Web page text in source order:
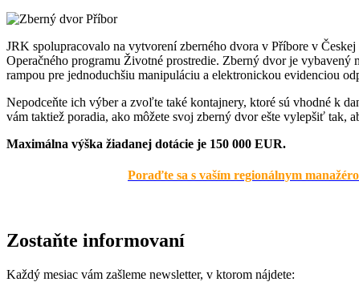
JRK spolupracovalo na vytvorení zberného dvora v Příbore v
Operačného programu Životné prostredie. Zberný dvor je vybavený
rampou pre jednoduchšiu manipuláciu a elektronickou evidenciou
Nepodceňte ich výber a zvoľte také kontajnery, ktoré sú vhodné k
vám taktiež poradia, ako môžete svoj zberný dvor ešte vylepšiť
Maximálna výška žiadanej dotácie je 150 000 EUR.
Poraďte sa s vaším regionálnym
Zostaňte informovaní
Každý mesiac vám zašleme newsletter, v ktorom nájdete: